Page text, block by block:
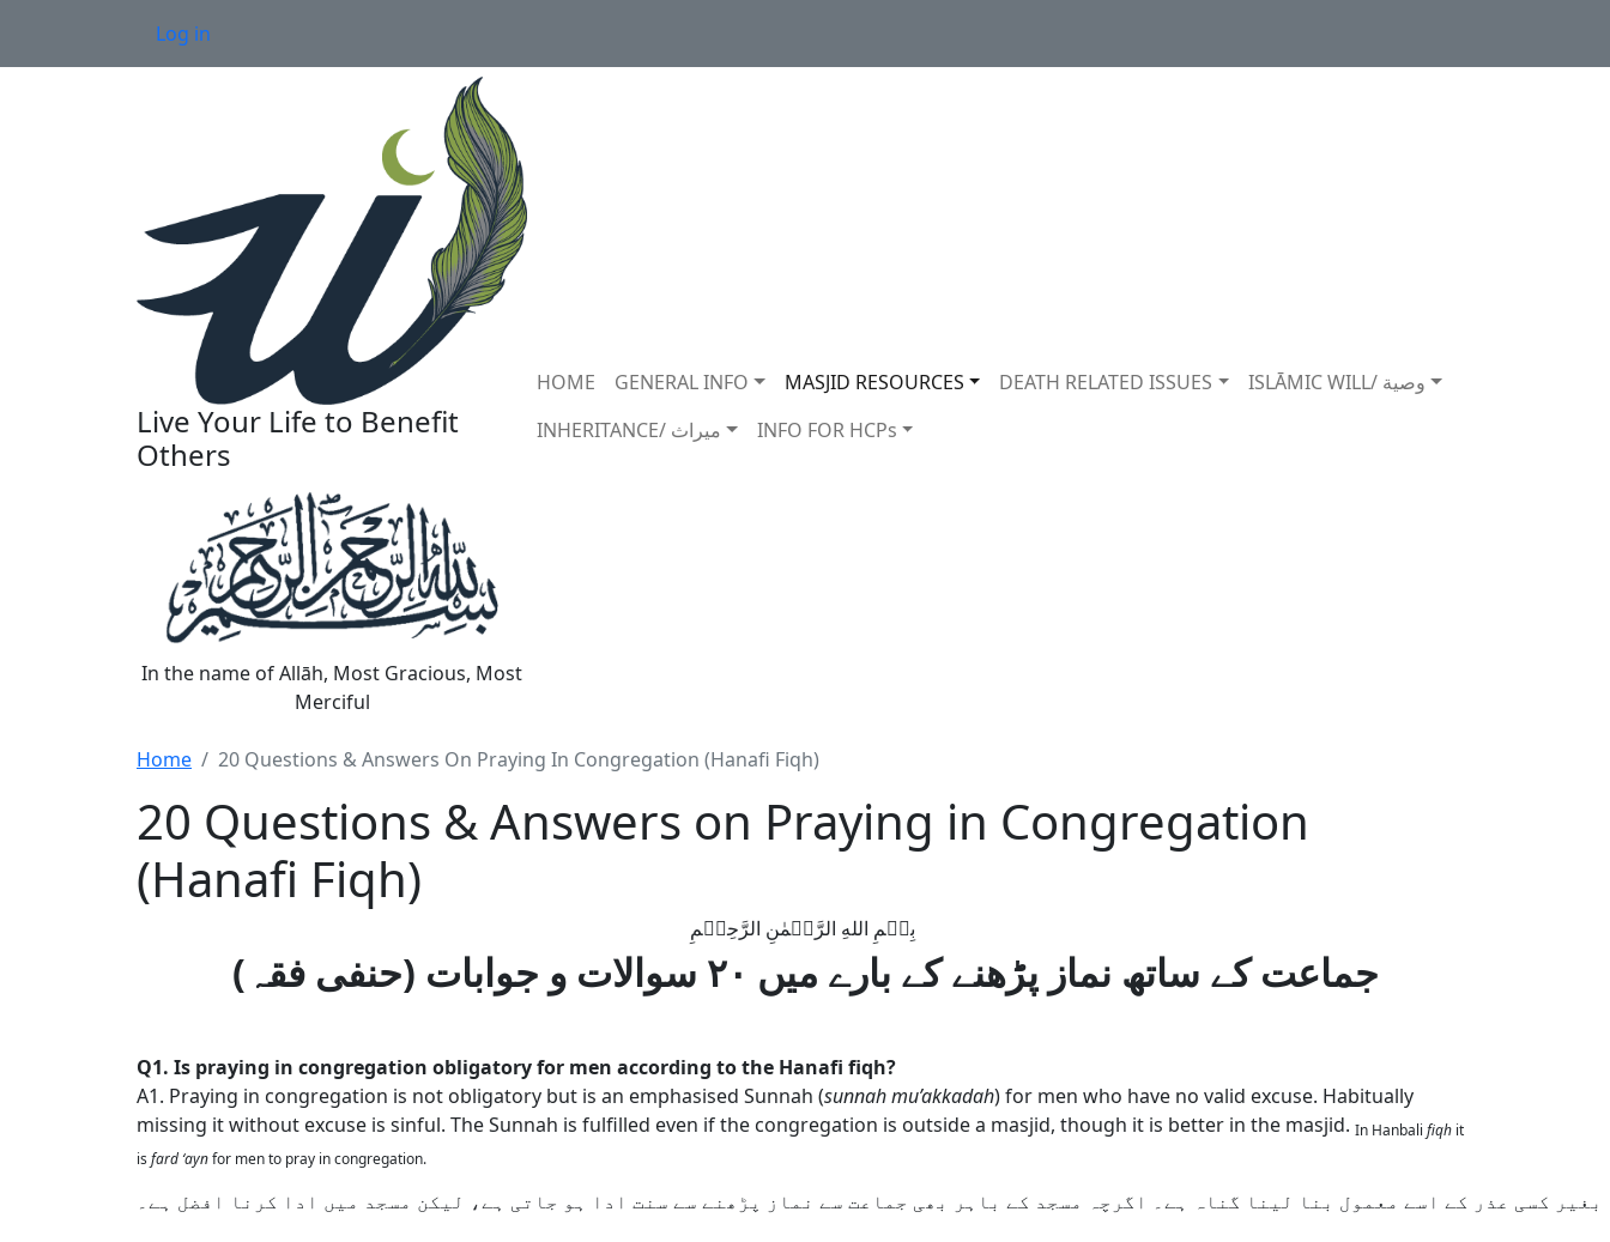
User account menu
Log in
Live Your Life to Benefit
Others
In the name of Allāh, Most Gracious, Most
Merciful
Main navigation
HOME GENERAL INFO MASJID RESOURCES DEATH RELATED ISSUES
ISLĀMIC WILL/ وصية
INHERITANCE/ ميراث
INFO FOR HCPs
Home 20 Questions & Answers On Praying In Congregation (Hanafi Fiqh)
20 Questions & Answers on Praying in Congregation
(Hanafi Fiqh)
جماعت کے ساتھ نماز پڑھنے کے بارے میں ۲۰ سوالات و جوابات (حنفی فقہ)
Q1. Is praying in congregation obligatory for men according to the Hanafi fiqh?
A1. Praying in congregation is not obligatory but is an emphasised Sunnah (sunnah mu’akkadah) for men who have no valid excuse. Habitually
missing it without excuse is sinful. The Sunnah is fulfilled even if the congregation is outside a masjid, though it is better in the masjid. In Hanbali fiqh it
is fard ‘aynfor men to pray in congregation.
کسی عذر کے اسے معمول بنا لینا گناہ ہے۔ اگرچہ مسجد کے باہر بھی جماعت سے نماز پڑھنے سے سنت ادا ہو جاتی ہے، لیکن مسجد میں ادا کرنا افضل ہے۔